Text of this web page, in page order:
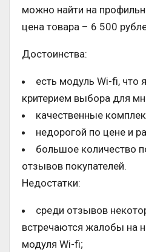
можно найти на
цена товара – 6 500
Достоинства:
есть модуль Wi-fi, что
критерием выбора для
качественные
недорогой по цене и
большое количество
отзывов покупателей.
Недостатки:
среди отзывов
встречаются жалобы на
модуля Wi-fi;